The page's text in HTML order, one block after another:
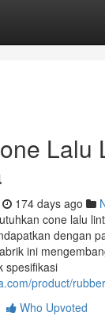
Lalu
174 days ago
cone lalu
dengan
ini
spesifikasi
product/
Who Upvoted